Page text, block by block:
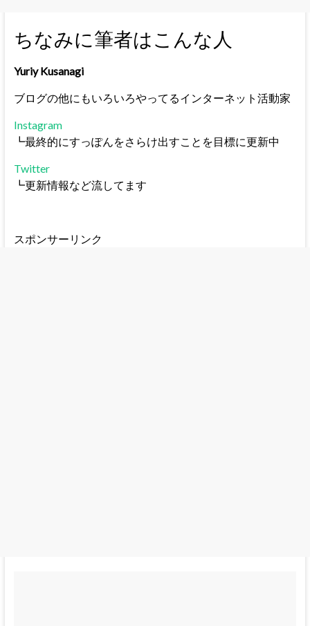
ちなみに筆者はこんな人
Yuriy Kusanagi
ブログの他にもいろいろやってるインターネット活動家
Instagram
┗最終的にすっぽんをさらけ出すことを目標に更新中
Twitter
┗更新情報など流してます
スポンサーリンク